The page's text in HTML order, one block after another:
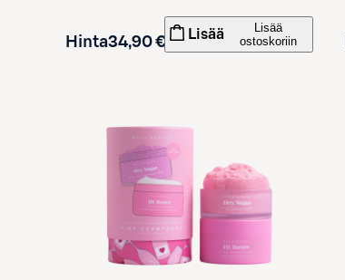
Hinta34,90 € Lisää
Lisää
ostoskoriin